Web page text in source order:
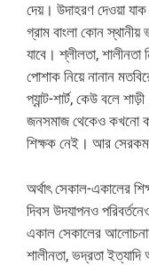
দেয়। উদাহরণ দেওয়া
গ্রাম বাংলা কোন
যাবে। শ্লীলতা,
পোশাক নিয়ে নানান
প্যান্ট-শার্ট, কেউ বলে
জনসমাজ থেকেও কখনো
শিক্ষক নেই। আর সেরকম
অর্থাৎ সেকাল-একালের
দিবস উদযাপনও
একাল সেকালের
শালীনতা, ভদ্রতা